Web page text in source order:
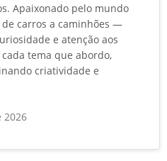
Apaixonado pelo mundo
carros a caminhões —
e atenção aos
tema que abordo,
criatividade e
2026